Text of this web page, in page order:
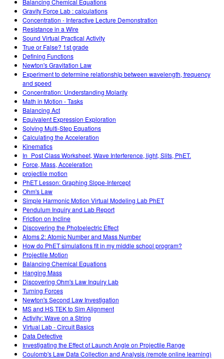
Balancing Chemical Equations
Gravity Force Lab : calculations
Concentration - Interactive Lecture Demonstration
Resistance in a Wire
Sound Virtual Practical Activity
True or False? 1st grade
Defining Functions
Newton's Gravitation Law
Experiment to determine relationship between wavelength, frequency
and speed
Concentration: Understanding Molarity
Math in Motion - Tasks
Balancing Act
Equivalent Expression Exploration
Solving Multi-Step Equations
Calculating the Acceleration
Kinematics
In_Post Class Worksheet, Wave Interference, light, Slits, PhET.
Force, Mass, Acceleration
projectile motion
PhET Lesson: Graphing Slope-Intercept
Ohm's Law
Simple Harmonic Motion Virtual Modeling Lab PhET
Pendulum Inquiry and Lab Report
Friction on Incline
Discovering the Photoelectric Effect
Atoms 2: Atomic Number and Mass Number
How do PhET simulations fit in my middle school program?
Projectile Motion
Balancing Chemical Equations
Hanging Mass
Discovering Ohm's Law Inquiry Lab
Turning Forces
Newton's Second Law Investigation
MS and HS TEK to Sim Alignment
Activity: Wave on a String
Virtual Lab - Circuit Basics
Data Detective
Investigating the Effect of Launch Angle on Projectile Range
Coulomb's Law Data Collection and Analysis (remote online learning)